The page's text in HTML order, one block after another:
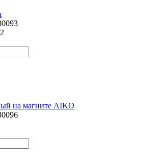
на магните AIKO